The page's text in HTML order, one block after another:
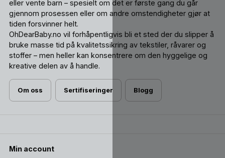
eller vente barn – spesielt om det er første gang du går
gjennom prosessen eller om andre omstendigheter gjør at
tiden forsvinner helt.
OhDearBaby.no vil forhåpentligvis bli et sted der du slipper å
bruke masse tid på kvalitetssikring av tekstiler, råvarer og
stoffer – men heller kan konsentrere om den hyggelige og
kreative delen av å handle.
Om oss Sertifiseringer Blogg
Min account